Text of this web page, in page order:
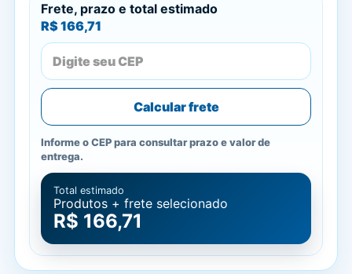
Frete, prazo e total estimado
R$ 166,71
Calcular frete
Informe o CEP para consultar prazo e valor de
entrega.
Total estimado
Produtos + frete selecionado
R$ 166,71